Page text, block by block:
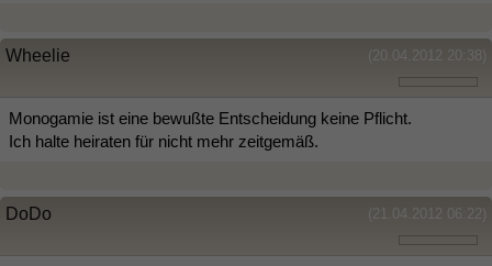
(20.04.2012 20:38)
Wheelie
Monogamie ist eine bewußte Entscheidung keine Pflicht.
Ich halte heiraten für nicht mehr zeitgemäß.
(21.04.2012 06:22)
DoDo